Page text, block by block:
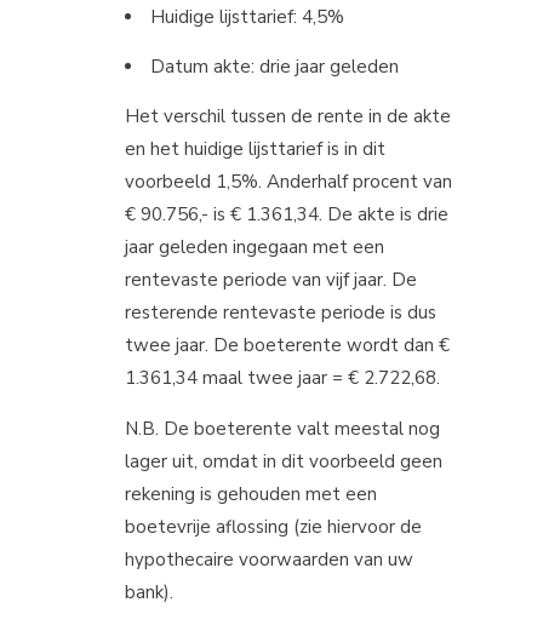
Huidige lijsttarief: 4,5%
Datum akte: drie jaar geleden
Het verschil tussen de rente in de akte
en het huidige lijsttarief is in dit
voorbeeld 1,5%. Anderhalf procent van
€ 90.756,- is € 1.361,34. De akte is drie
jaar geleden ingegaan met een
rentevaste periode van vijf jaar. De
resterende rentevaste periode is dus
twee jaar. De boeterente wordt dan €
1.361,34 maal twee jaar = € 2.722,68.
N.B. De boeterente valt meestal nog
lager uit, omdat in dit voorbeeld geen
rekening is gehouden met een
boetevrije aflossing (zie hiervoor de
hypothecaire voorwaarden van uw
bank).